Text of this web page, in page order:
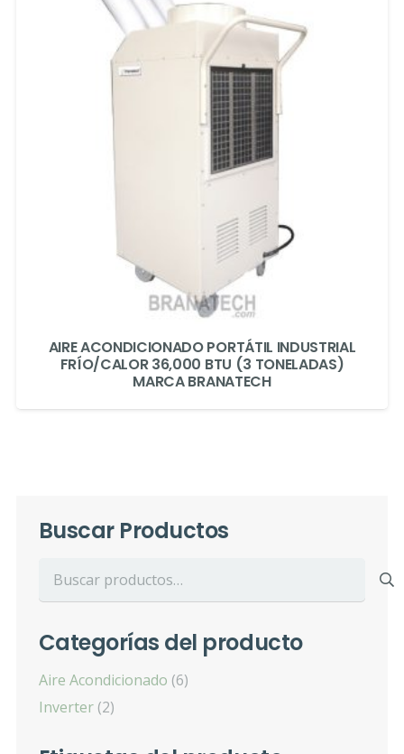
AIRE ACONDICIONADO PORTÁTIL INDUSTRIAL
FRÍO/CALOR 36,000 BTU (3 TONELADAS)
MARCA BRANATECH
Buscar Productos
Buscar
Categorías del producto
Aire Acondicionado (6)
Inverter (2)